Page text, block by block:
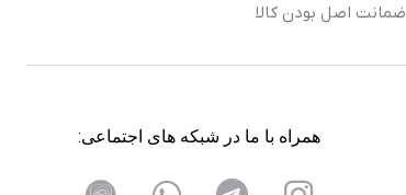
ضمانت اصل بودن کالا
همراه با ما در شبکه های اجتماعی: